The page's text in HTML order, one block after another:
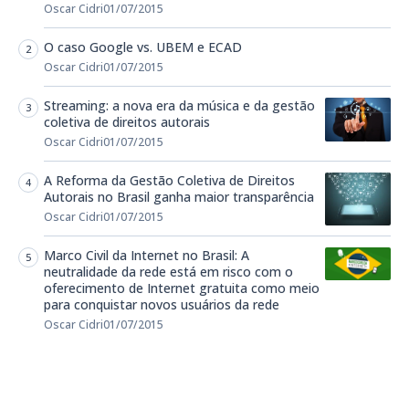
Oscar Cidri01/07/2015
O caso Google vs. UBEM e ECAD
Oscar Cidri01/07/2015
Streaming: a nova era da música e da gestão
coletiva de direitos autorais
Oscar Cidri01/07/2015
A Reforma da Gestão Coletiva de Direitos
Autorais no Brasil ganha maior transparência
Oscar Cidri01/07/2015
Marco Civil da Internet no Brasil: A
neutralidade da rede está em risco com o
oferecimento de Internet gratuita como meio
para conquistar novos usuários da rede
Oscar Cidri01/07/2015